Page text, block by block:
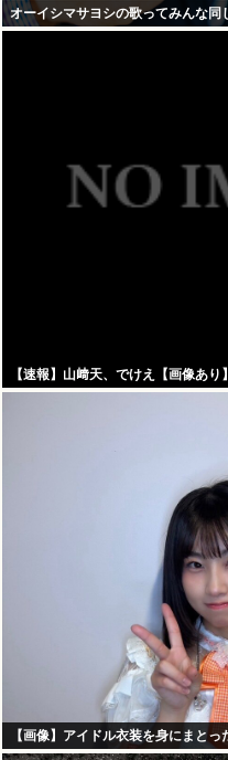
オーイシマサヨシの歌ってみんな同
【速報】山﨑天、でけえ【画像あり】
【画像】アイドル衣装を身にまと